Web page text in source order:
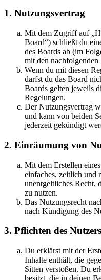
1. Nutzungsvertrag
Mit dem Zugriff auf
Board“) schließt du
des Boards ab (im
mit den nachfolgenden
Wenn du mit diesen
darfst du das Board
Boards gelten jeweils
Regelungen.
Der Nutzungsvertrag
und kann von beiden
jederzeit gekündigt
2. Einräumung von
Mit dem Erstellen
einfaches, zeitlich und
unentgeltliches Recht,
zu nutzen.
Das Nutzungsrecht
nach Kündigung des
3. Pflichten des Nutzers
Du erklärst mit der
Inhalte enthält, die
Sitten verstoßen. Du
besitzt, die in deinen